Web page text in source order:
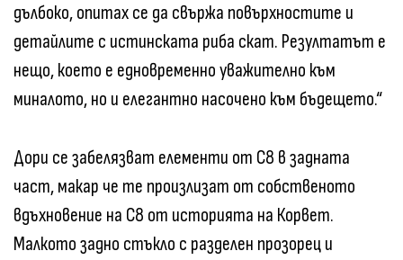
дълбоко, опитах се да свържа повърхностите и
детайлите с истинската риба скат. Резултатът е
нещо, което е едновременно уважително към
миналото, но и елегантно насочено към бъдещето.“
Дори се забелязват елементи от C8 в задната
част, макар че те произлизат от собственото
вдъхновение на C8 от историята на Корвет.
Малкото задно стъкло с разделен прозорец и